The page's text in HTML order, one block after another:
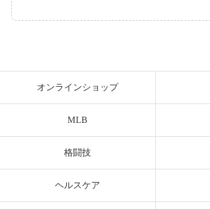
オンラインショップ
MLB
格闘技
ヘルスケア